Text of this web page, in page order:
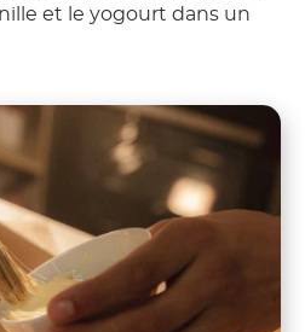
et le yogourt dans un